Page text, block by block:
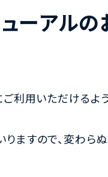
ーアルの
利用いただけるよ
すので、変わら